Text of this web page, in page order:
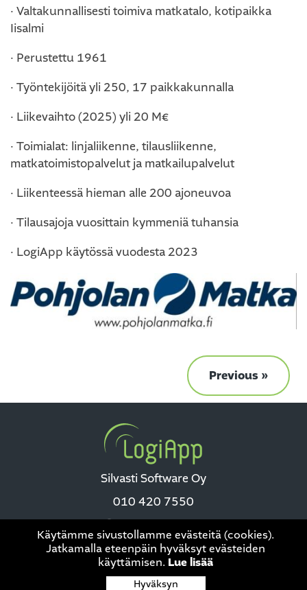
Käytämme sivustollamme evästeitä (cookies).
Jatkamalla eteenpäin hyväksyt evästeiden
käyttämisen. Lue lisää
Hyväksyn
· Valtakunnallisesti toimiva matkatalo, kotipaikka
Iisalmi
· Perustettu 1961
· Työntekijöitä yli 250, 17 paikkakunnalla
· Liikevaihto (2025) yli 20 M€
· Toimialat: linjaliikenne, tilausliikenne,
matkatoimistopalvelut ja matkailupalvelut
· Liikenteessä hieman alle 200 ajoneuvoa
· Tilausajoja vuosittain kymmeniä tuhansia
· LogiApp käytössä vuodesta 2023
Previous »
Silvasti Software Oy
010 420 7550
This site is protected by reCAPTCHA and the Google